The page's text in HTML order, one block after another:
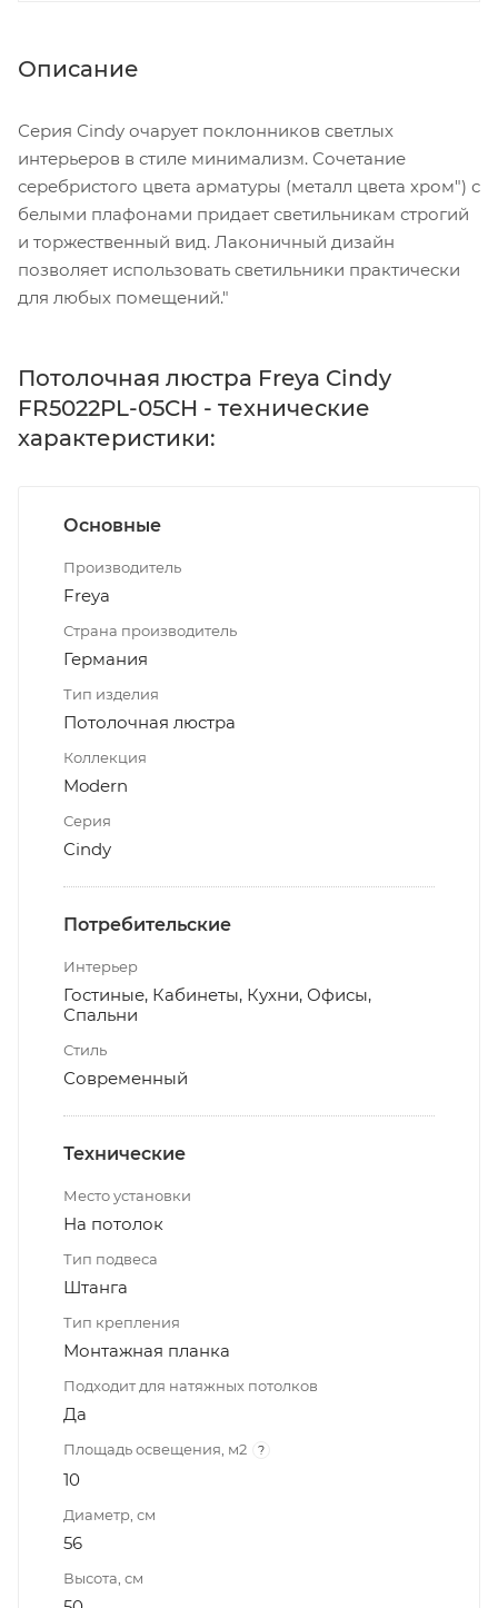
Описание
Серия Cindy очарует поклонников светлых
интерьеров в стиле минимализм. Сочетание
серебристого цвета арматуры (металл цвета хром") с
белыми плафонами придает светильникам строгий
и торжественный вид. Лаконичный дизайн
позволяет использовать светильники практически
для любых помещений."
Потолочная люстра Freya Cindy
FR5022PL-05CH - технические
характеристики:
Основные
Производитель
Freya
Страна производитель
Германия
Тип изделия
Потолочная люстра
Коллекция
Modern
Серия
Cindy
Потребительские
Интерьер
Гостиные, Кабинеты, Кухни, Офисы,
Спальни
Стиль
Современный
Технические
Место установки
На потолок
Тип подвеса
Штанга
Тип крепления
Монтажная планка
Подходит для натяжных потолков
Да
Площадь освещения, м2 ?
10
Диаметр, см
56
Высота, см